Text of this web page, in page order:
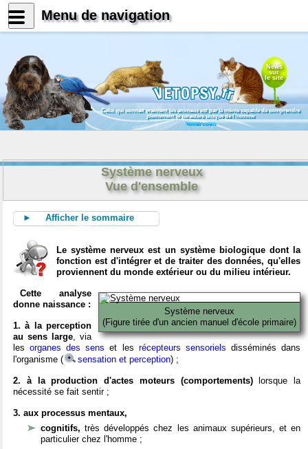
News
sur
le site
Celui qui connait vraiment les animaux est par là même capable de comprendre
pleinement le caractère unique de l'homme
Konrad Lorenz
Système nerveux
Vue d'ensemble
► Afficher le sommaire
Le système nerveux est un système biologique dont la
fonction est d'intégrer et de traiter des données, qu'elles
proviennent du monde extérieur ou du milieu intérieur.
Système nerveux
(Figure tirée d'un ancien manuel d'école primaire)
Cette analyse
donne naissance :
1. à la perception
au sens large, via
lesorganes des sens et les récepteurs sensoriels disséminés dans
l'organisme (
sensation et perception) ;
2. à la production d'actes moteurs (comportements)lorsque la
nécessité se fait sentir ;
3. aux processus mentaux,
cognitifs,très développés chez les animaux supérieurs, et en
particulier chez l'homme ;
Menu de navigation